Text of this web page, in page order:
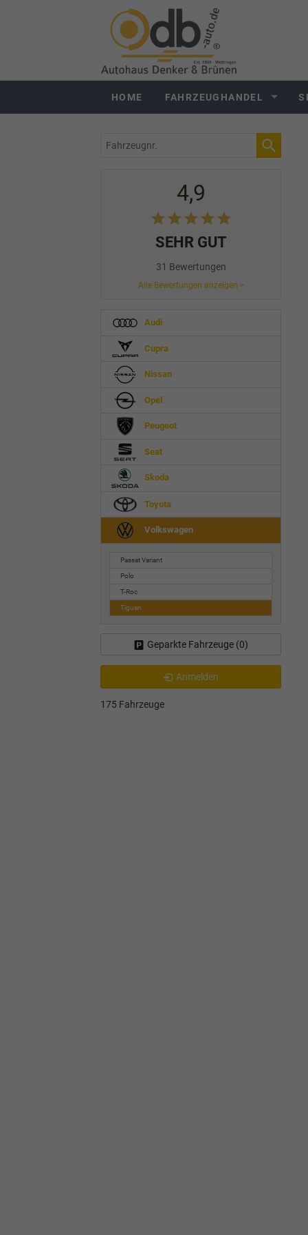
HOME FAHRZEUGHANDEL
Fahrzeugnr.
4,9
SEHR GUT
31 Bewertungen
Alle Bewertungen anzeigen >
Audi
Cupra
Nissan
Opel
Peugeot
Seat
Skoda
Toyota
Volkswagen
Passat Variant
Polo
T-Roc
Tiguan
Geparkte Fahrzeuge (0)
Anmelden
175 Fahrzeuge